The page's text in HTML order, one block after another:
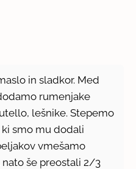
in sladkor. Med
rumenjake
lešnike. Stepemo
smo mu dodali
vmešamo
še preostali 2/3